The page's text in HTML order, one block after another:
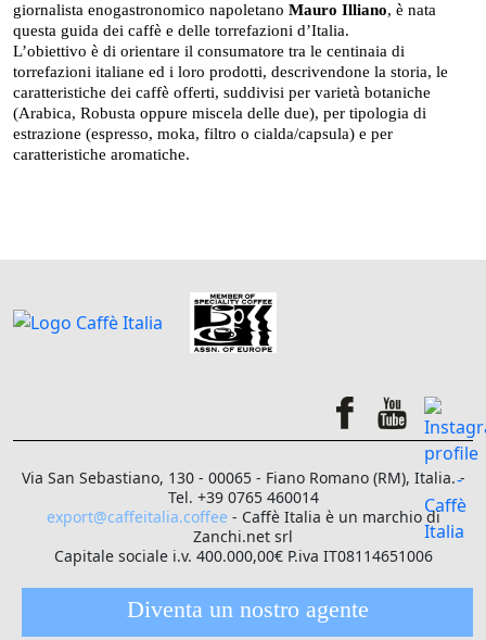
giornalista enogastronomico napoletano Mauro Illiano, è nata
questa guida dei caffè e delle torrefazioni d’Italia.
L’obiettivo è di orientare il consumatore tra le centinaia di
torrefazioni italiane ed i loro prodotti, descrivendone la storia, le
caratteristiche dei caffè offerti, suddivisi per varietà botaniche
(Arabica, Robusta oppure miscela delle due), per tipologia di
estrazione (espresso, moka, filtro o cialda/capsula) e per
caratteristiche aromatiche.
Via San Sebastiano, 130 - 00065 - Fiano Romano (RM), Italia. -
Tel. +39 0765 460014
export@caffeitalia.coffee - Caffè Italia è un marchio di
Zanchi.net srl
Capitale sociale i.v. 400.000,00€ P.iva IT08114651006
Diventa un nostro agente